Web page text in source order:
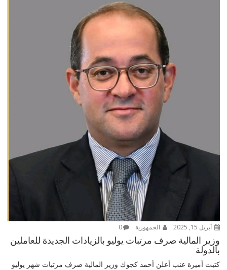
أبريل 15, 2025 الجمهورية 0
وزير المالية صرف مرتبات يوليو بالزيادات الجديدة للعاملين
بالدولة
كتبت أميرة عنب أعلن أحمد كجوك وزير المالية صرف مرتبات شهر يوليو